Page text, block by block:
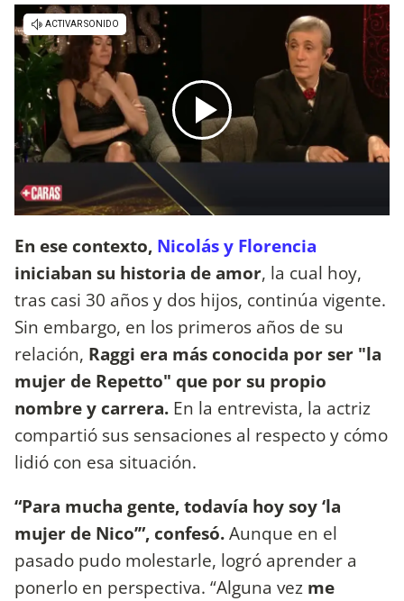
En ese contexto, Nicolás y Florencia
iniciaban su historia de amor, la cual hoy,
tras casi 30 años y dos hijos, continúa vigente.
Sin embargo, en los primeros años de su
relación, Raggi era más conocida por ser "la
mujer de Repetto" que por su propio
nombre y carrera. En la entrevista, la actriz
compartió sus sensaciones al respecto y cómo
lidió con esa situación.
“Para mucha gente, todavía hoy soy ‘la
mujer de Nico’”, confesó.Aunque en el
pasado pudo molestarle, logró aprender a
ponerlo en perspectiva. “Alguna vez me